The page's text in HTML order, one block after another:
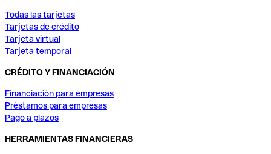
Todas las tarjetas
Tarjetas de crédito
Tarjeta virtual
Tarjeta temporal
CRÉDITO Y FINANCIACIÓN
Financiación para empresas
Préstamos para empresas
Pago a plazos
HERRAMIENTAS FINANCIERAS